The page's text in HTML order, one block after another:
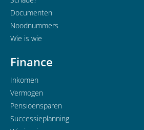
Documenten
Noodnummers
Wie is wie
Finance
Inkomen
Vermogen
Pensioensparen
Successieplanning